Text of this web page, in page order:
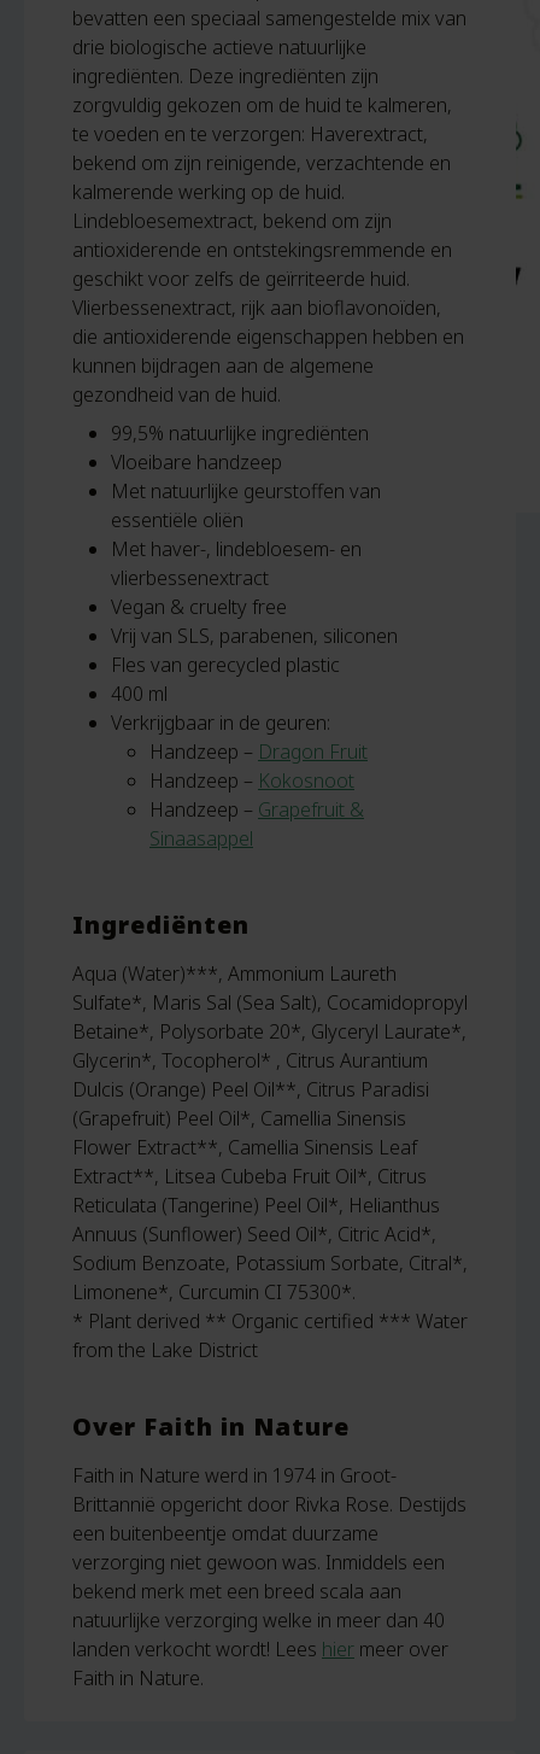
bevatten een speciaal samengestelde mix van
drie biologische actieve natuurlijke
ingrediënten. Deze ingrediënten zijn
zorgvuldig gekozen om de huid te kalmeren,
te voeden en te verzorgen: Haverextract,
bekend om zijn reinigende, verzachtende en
kalmerende werking op de huid.
Lindebloesemextract, bekend om zijn
antioxiderende en ontstekingsremmende en
geschikt voor zelfs de geïrriteerde huid.
Vlierbessenextract, rijk aan bioflavonoïden,
die antioxiderende eigenschappen hebben en
kunnen bijdragen aan de algemene
gezondheid van de huid.
99,5% natuurlijke ingrediënten
Vloeibare handzeep
Met natuurlijke geurstoffen van
essentiële oliën
Met haver-, lindebloesem- en
vlierbessenextract
Vegan & cruelty free
Vrij van SLS, parabenen, siliconen
Fles van gerecycled plastic
400 ml
Verkrijgbaar in de geuren:
Handzeep – Dragon Fruit
Handzeep – Kokosnoot
Handzeep – Grapefruit &
Sinaasappel
Ingrediënten
Aqua (Water)***, Ammonium Laureth
Sulfate*, Maris Sal (Sea Salt), Cocamidopropyl
Betaine*, Polysorbate 20*, Glyceryl Laurate*,
Glycerin*, Tocopherol* , Citrus Aurantium
Dulcis (Orange) Peel Oil**, Citrus Paradisi
(Grapefruit) Peel Oil*, Camellia Sinensis
Flower Extract**, Camellia Sinensis Leaf
Extract**, Litsea Cubeba Fruit Oil*, Citrus
Reticulata (Tangerine) Peel Oil*, Helianthus
Annuus (Sunflower) Seed Oil*, Citric Acid*,
Sodium Benzoate, Potassium Sorbate, Citral*,
Limonene*, Curcumin CI 75300*.
* Plant derived ** Organic certified *** Water
from the Lake District
Over Faith in Nature
Faith in Nature werd in 1974 in Groot-
Brittannië opgericht door Rivka Rose. Destijds
een buitenbeentje omdat duurzame
verzorging niet gewoon was. Inmiddels een
bekend merk met een breed scala aan
natuurlijke verzorging welke in meer dan 40
landen verkocht wordt! Lees hier meer over
Faith in Nature.